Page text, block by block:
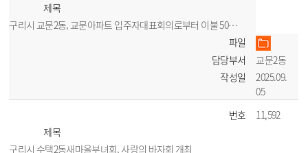
제목
구리시 교문2동, 교문아파트 입주자대표회의로부터 이불 50채 기탁받아
파일
담당부서
교문2동
작성일
2025.09.
05
번호
11,592
제목
구리시 수택2동새마을부녀회, 사랑의 바자회 개최